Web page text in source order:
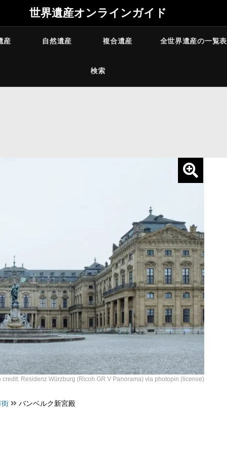
世界遺産オンラインガイド
産 自然遺産 複合遺産 全世界遺産の一覧表
検索
credit: Residenz Würzburg (Ricoh GR V Panorama) via photopin (license)
街 バンベルク新宮殿